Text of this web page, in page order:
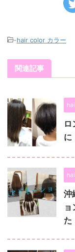
-hair color カラー
関連記事
に
沖
た